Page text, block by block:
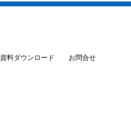
資料ダウンロード お問合せ